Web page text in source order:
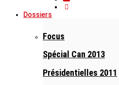
Dossiers
Focus
Spécial Can 2013
Présidentielles 2011